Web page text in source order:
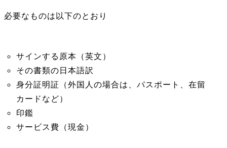
必要なものは以下のとおり
サインする原本（英文）
その書類の日本語訳
身分証明証（外国人の場合は、パスポート、在留
カードなど）
印鑑
サービス費（現金）